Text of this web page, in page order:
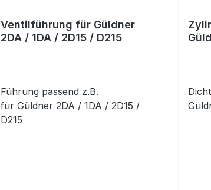
Ventilführung für Güldner
2DA / 1DA / 2D15 / D215
Führung passend z.B.
für Güldner 2DA / 1DA / 2D15 /
D215